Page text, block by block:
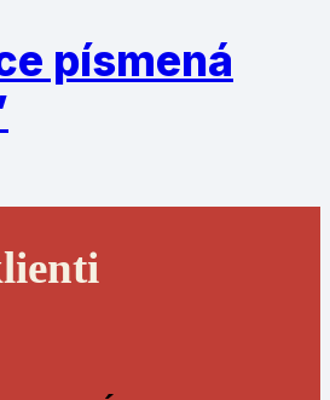
písmená